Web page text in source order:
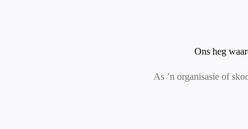
Ons heg
As ’n organisasie of